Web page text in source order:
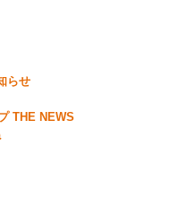
らせ
THE NEWS